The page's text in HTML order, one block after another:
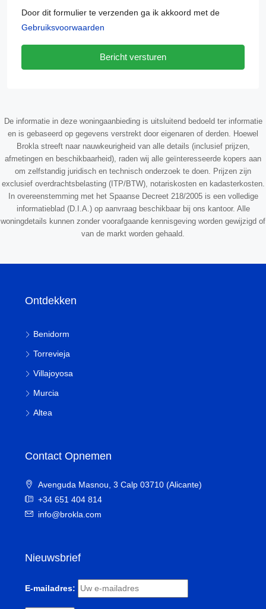
Door dit formulier te verzenden ga ik akkoord met de
Gebruiksvoorwaarden
Bericht versturen
De informatie in deze woningaanbieding is uitsluitend bedoeld ter informatie
en is gebaseerd op gegevens verstrekt door eigenaren of derden. Hoewel
Brokla streeft naar nauwkeurigheid van alle details (inclusief prijzen,
afmetingen en beschikbaarheid), raden wij alle geïnteresseerde kopers aan
om zelfstandig juridisch en technisch onderzoek te doen. Prijzen zijn
exclusief overdrachtsbelasting (ITP/BTW), notariskosten en kadasterkosten.
In overeenstemming met het Spaanse Decreet 218/2005 is een volledige
informatieblad (D.I.A.) op aanvraag beschikbaar bij ons kantoor. Alle
woningdetails kunnen zonder voorafgaande kennisgeving worden gewijzigd of
van de markt worden gehaald.
Ontdekken
Benidorm
Torrevieja
Villajoyosa
Murcia
Altea
Contact Opnemen
Avenguda Masnou, 3 Calp 03710 (Alicante)
+34 651 404 814
info@brokla.com
Nieuwsbrief
E-mailadres: